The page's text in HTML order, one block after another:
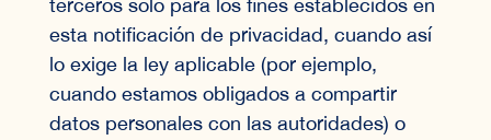
terceros solo para los fines establecidos en
esta notificación de privacidad, cuando así
lo exige la ley aplicable (por ejemplo,
cuando estamos obligados a compartir
datos personales con las autoridades) o